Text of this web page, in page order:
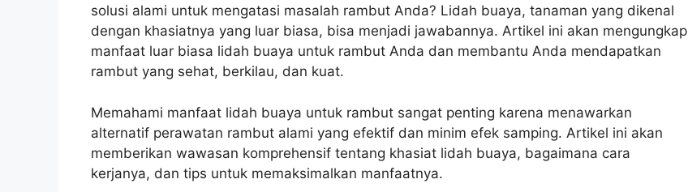
solusi alami untuk mengatasi masalah rambut Anda? Lidah buaya, tanaman yang dikenal
dengan khasiatnya yang luar biasa, bisa menjadi jawabannya. Artikel ini akan mengungkap
manfaat luar biasa lidah buaya untuk rambut Anda dan membantu Anda mendapatkan
rambut yang sehat, berkilau, dan kuat.
Memahami manfaat lidah buaya untuk rambut sangat penting karena menawarkan
alternatif perawatan rambut alami yang efektif dan minim efek samping. Artikel ini akan
memberikan wawasan komprehensif tentang khasiat lidah buaya, bagaimana cara
kerjanya, dan tips untuk memaksimalkan manfaatnya.